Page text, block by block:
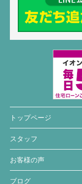
トップページ
スタッフ
お客様の声
ブログ